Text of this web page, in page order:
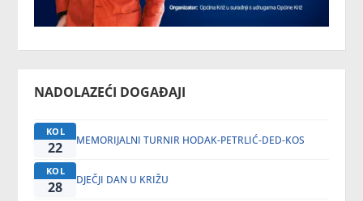
NADOLAZEĆI DOGAĐAJI
KOL
22 MEMORIJALNI TURNIR HODAK-PETRLIĆ-DED-KOS
KOL
28 DJEČJI DAN U KRIŽU